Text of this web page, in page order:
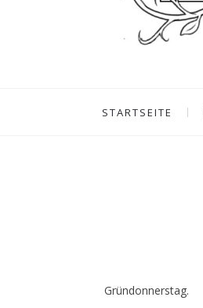
STARTSEITE
Gründonnerstag.